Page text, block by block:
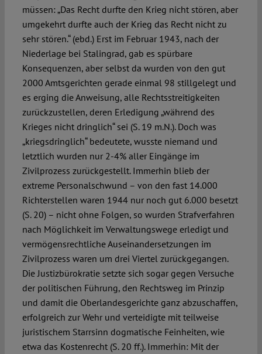
müssen: „Das Recht durfte den Krieg nicht stören, aber
umgekehrt durfte auch der Krieg das Recht nicht zu
sehr stören.“ (ebd.) Erst im Februar 1943, nach der
Niederlage bei Stalingrad, gab es spürbare
Konsequenzen, aber selbst da wurden von den gut
2000 Amtsgerichten gerade einmal 98 stillgelegt und
es erging die Anweisung, alle Rechtsstreitigkeiten
zurückzustellen, deren Erledigung „während des
Krieges nicht dringlich“ sei (S. 19 m.N.). Doch was
„kriegsdringlich“ bedeutete, wusste niemand und
letztlich wurden nur 2-4% aller Eingänge im
Zivilprozess zurückgestellt. Immerhin blieb der
extreme Personalschwund – von den fast 14.000
Richterstellen waren 1944 nur noch gut 6.000 besetzt
(S. 20) – nicht ohne Folgen, so wurden Strafverfahren
nach Möglichkeit im Verwaltungswege erledigt und
vermögensrechtliche Auseinandersetzungen im
Zivilprozess waren um drei Viertel zurückgegangen.
Die Justizbürokratie setzte sich sogar gegen Versuche
der politischen Führung, den Rechtsweg im Prinzip
und damit die Oberlandesgerichte ganz abzuschaffen,
erfolgreich zur Wehr und verteidigte mit teilweise
juristischem Starrsinn dogmatische Feinheiten, wie
etwa das Kostenrecht (S. 20 ff.). Immerhin: Mit der